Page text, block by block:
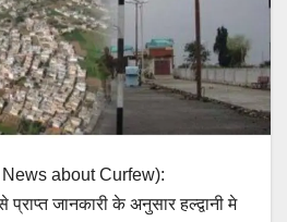
News about Curfew):
जानकारी के अनुसार हल्द्वानी मे